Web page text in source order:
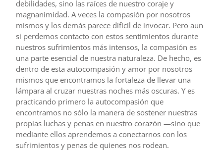
debilidades, sino las raíces de nuestro coraje y
magnanimidad. A veces la compasión por nosotros
mismos y los demás parece difícil de invocar. Pero aun
si perdemos contacto con estos sentimientos durante
nuestros sufrimientos más intensos, la compasión es
una parte esencial de nuestra naturaleza. De hecho, es
dentro de esta autocompasión y amor por nosotros
mismos que encontramos la fortaleza de llevar una
lámpara al cruzar nuestras noches más oscuras. Y es
practicando primero la autocompasión que
encontramos no sólo la manera de sostener nuestras
propias luchas y penas en nuestro corazón —sino que
mediante ellos aprendemos a conectarnos con los
sufrimientos y penas de quienes nos rodean.